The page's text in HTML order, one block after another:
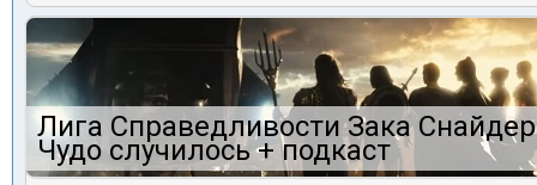
Лига Справедливости Зака
Чудо случилось + подкаст